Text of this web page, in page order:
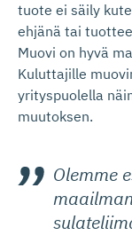
tuote ei säily
ehjänä tai
Muovi on hyvä
Kuluttajille
yrityspuolella
muutoksen.
Olemme